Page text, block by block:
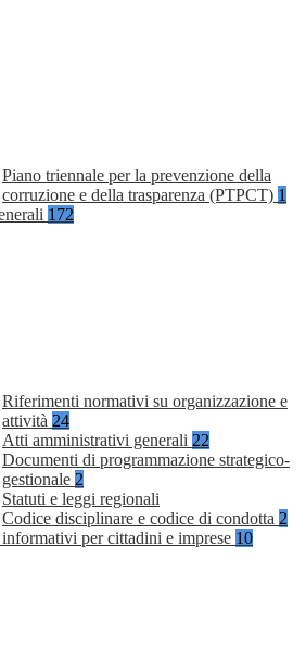
Piano triennale per la prevenzione della
corruzione e della trasparenza (PTPCT) 1
172
Riferimenti normativi su organizzazione e
attività 24
Atti amministrativi generali 22
Documenti di programmazione strategico-
gestionale 2
Statuti e leggi regionali
Codice disciplinare e codice di condotta 2
per cittadini e imprese 10